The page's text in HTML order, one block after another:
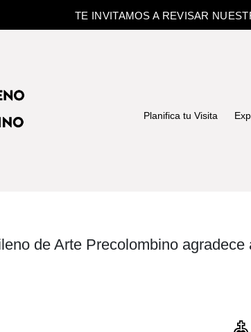
TE INVITAMOS A REVISAR
Planifica tu Visita
de Arte Precolombino